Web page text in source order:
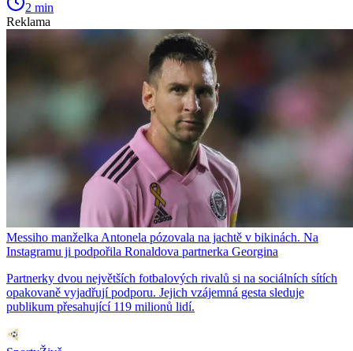
2 min
Reklama
Messiho manželka Antonela pózovala na jachtě v bikinách. Na
Instagramu ji podpořila Ronaldova partnerka Georgina
Partnerky dvou největších fotbalových rivalů si na sociálních sítích
opakovaně vyjadřují podporu. Jejich vzájemná gesta sleduje
publikum přesahující 119 milionů lidí.